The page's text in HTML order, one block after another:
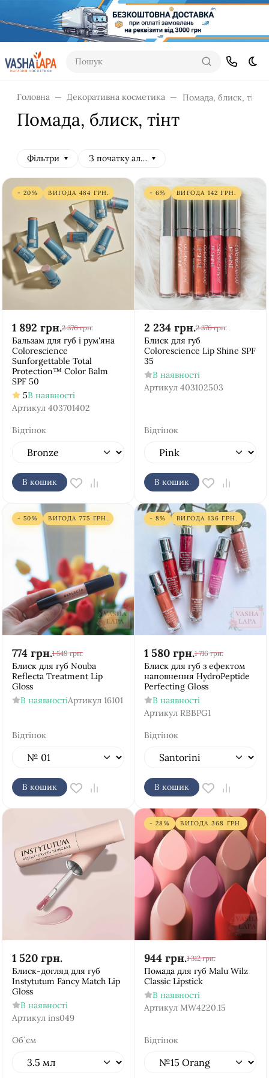
Пошук
Головна Декоративна косметика Помада, блиск, тінт
Помада, блиск, тінт
Фільтри З початку алфавіту
- 20% ВИГОДА 484 ГРН.
1 892 грн.2 376 грн.
Бальзам для губ і рум'яна
Colorescience
Sunforgettable Total
Protection™ Color Balm
SPF 50
5В наявності
Артикул 403701402
Відтінок
В кошик
- 6% ВИГОДА 142 ГРН.
2 234 грн.2 376 грн.
Блиск для губ
Colorescience Lip Shine SPF
35
В наявності
Артикул 403102503
Відтінок
В кошик
- 50% ВИГОДА 775 ГРН.
774 грн.1 549 грн.
Блиск для губ Nouba
Reflecta Treatment Lip
Gloss
В наявностіАртикул 16101
Відтінок
В кошик
- 8% ВИГОДА 136 ГРН.
1 580 грн.1 716 грн.
Блиск для губ з ефектом
наповнення HydroPeptide
Perfecting Gloss
В наявності
Артикул RBBPG1
Відтінок
В кошик
1 520 грн.
Блиск-догляд для губ
Instytutum Fancy Match Lip
Gloss
В наявності
Артикул ins049
Об`єм
- 28% ВИГОДА 368 ГРН.
944 грн.1 312 грн.
Помада для губ Malu Wilz
Classic Lipstick
В наявності
Артикул MW4220.15
Відтінок